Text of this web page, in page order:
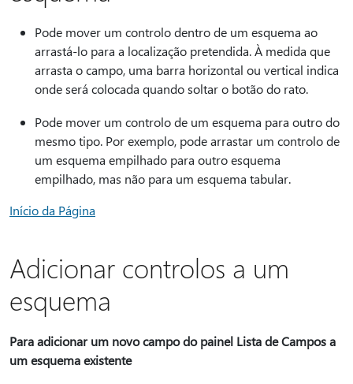
Pode mover um controlo dentro de um esquema ao
arrastá-lo para a localização pretendida. À medida que
arrasta o campo, uma barra horizontal ou vertical indica
onde será colocada quando soltar o botão do rato.
Pode mover um controlo de um esquema para outro do
mesmo tipo. Por exemplo, pode arrastar um controlo de
um esquema empilhado para outro esquema
empilhado, mas não para um esquema tabular.
Início da Página
Adicionar controlos a um
esquema
Para adicionar um novo campo do painel Lista de Campos a
um esquema existente